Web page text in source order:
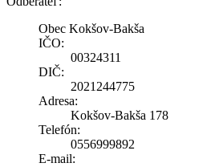
Obec Kokšov-Bakša
IČO:
00324311
DIČ:
2021244775
Adresa:
Kokšov-Bakša 178
Telefón:
0556999892
E-mail: